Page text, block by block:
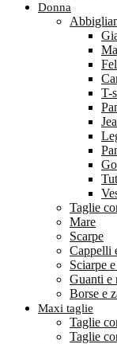
Donna
T-
Taglie
Mare
Scarpe
Cappelli
Sciarpe
Guanti e
Borse e
Maxi taglie
Taglie
Taglie